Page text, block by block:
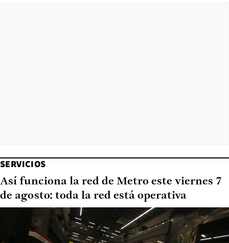
SERVICIOS
Así funciona la red de Metro este viernes 7
de agosto: toda la red está operativa